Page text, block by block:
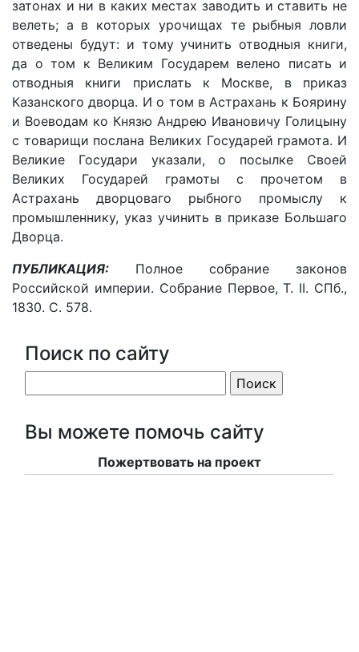
затонах и ни в каких местах заводить и ставить не
велеть; а в которых урочищах те рыбныя ловли
отведены будут: и тому учинить отводныя книги,
да о том к Великим Государем велено писать и
отводныя книги прислать к Москве, в приказ
Казанского дворца. И о том в Астрахань к Боярину
и Воеводам ко Князю Андрею Ивановичу Голицыну
с товарищи послана Великих Государей грамота. И
Великие Государи указали, о посылке Своей
Великих Государей грамоты с прочетом в
Астрахань дворцоваго рыбного промыслу к
промышленнику, указ учинить в приказе Большаго
Дворца.
ПУБЛИКАЦИЯ: Полное собрание законов
Российской империи. Собрание Первое, Т. II. СПб.,
1830. С. 578.
Поиск по сайту
Вы можете помочь сайту
Пожертвовать на проект